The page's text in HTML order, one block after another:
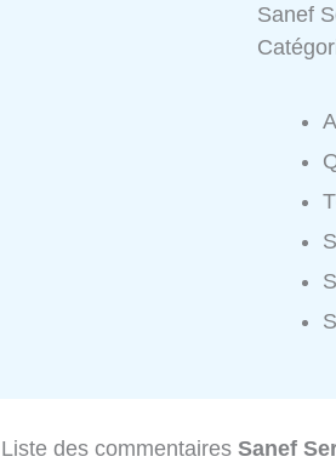
Sanef
Liste des commentaires Sanef